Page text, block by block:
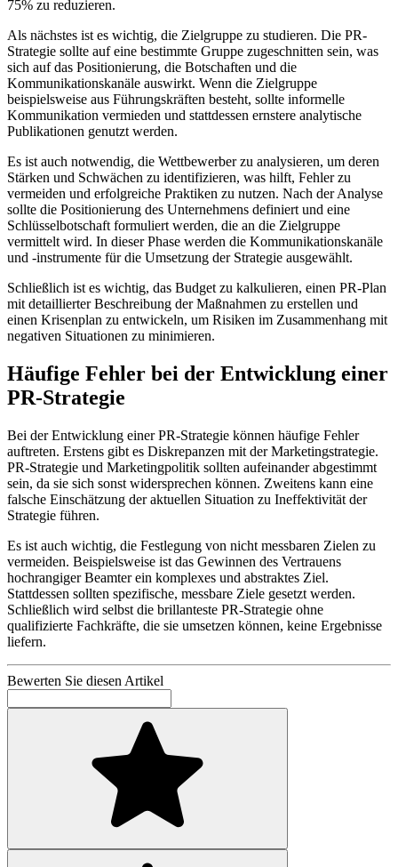
75% zu reduzieren.
Als nächstes ist es wichtig, die Zielgruppe zu studieren. Die PR-
Strategie sollte auf eine bestimmte Gruppe zugeschnitten sein, was
sich auf das Positionierung, die Botschaften und die
Kommunikationskanäle auswirkt. Wenn die Zielgruppe
beispielsweise aus Führungskräften besteht, sollte informelle
Kommunikation vermieden und stattdessen ernstere analytische
Publikationen genutzt werden.
Es ist auch notwendig, die Wettbewerber zu analysieren, um deren
Stärken und Schwächen zu identifizieren, was hilft, Fehler zu
vermeiden und erfolgreiche Praktiken zu nutzen. Nach der Analyse
sollte die Positionierung des Unternehmens definiert und eine
Schlüsselbotschaft formuliert werden, die an die Zielgruppe
vermittelt wird. In dieser Phase werden die Kommunikationskanäle
und -instrumente für die Umsetzung der Strategie ausgewählt.
Schließlich ist es wichtig, das Budget zu kalkulieren, einen PR-Plan
mit detaillierter Beschreibung der Maßnahmen zu erstellen und
einen Krisenplan zu entwickeln, um Risiken im Zusammenhang mit
negativen Situationen zu minimieren.
Häufige Fehler bei der Entwicklung einer
PR-Strategie
Bei der Entwicklung einer PR-Strategie können häufige Fehler
auftreten. Erstens gibt es Diskrepanzen mit der Marketingstrategie.
PR-Strategie und Marketingpolitik sollten aufeinander abgestimmt
sein, da sie sich sonst widersprechen können. Zweitens kann eine
falsche Einschätzung der aktuellen Situation zu Ineffektivität der
Strategie führen.
Es ist auch wichtig, die Festlegung von nicht messbaren Zielen zu
vermeiden. Beispielsweise ist das Gewinnen des Vertrauens
hochrangiger Beamter ein komplexes und abstraktes Ziel.
Stattdessen sollten spezifische, messbare Ziele gesetzt werden.
Schließlich wird selbst die brillanteste PR-Strategie ohne
qualifizierte Fachkräfte, die sie umsetzen können, keine Ergebnisse
liefern.
Bewerten Sie diesen Artikel